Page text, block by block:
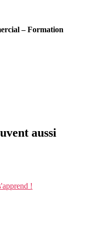
– Formation
aussi
!